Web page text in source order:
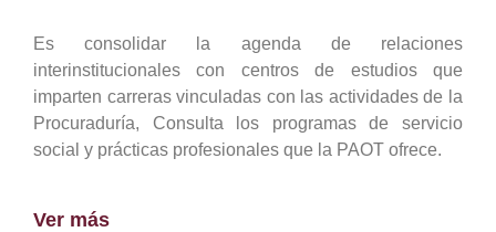
Es consolidar la agenda de relaciones
interinstitucionales con centros de estudios que
imparten carreras vinculadas con las actividades de la
Procuraduría, Consulta los programas de servicio
social y prácticas profesionales que la PAOT ofrece.
Ver más